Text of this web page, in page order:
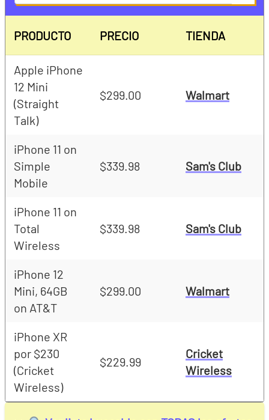
e
r
c
PRODUCTO PRECIO TIENDA
Apple iPhone
12 Mini
(Straight
Talk)
$299.00 Walmart
iPhone 11 on
Simple
Mobile
$339.98 Sam's Club
iPhone 11 on
Total
Wireless
$339.98 Sam's Club
iPhone 12
Mini, 64GB
on AT&T
$299.00 Walmart
iPhone XR
por $230
(Cricket
Wireless)
$229.99
Cricket
Wireless